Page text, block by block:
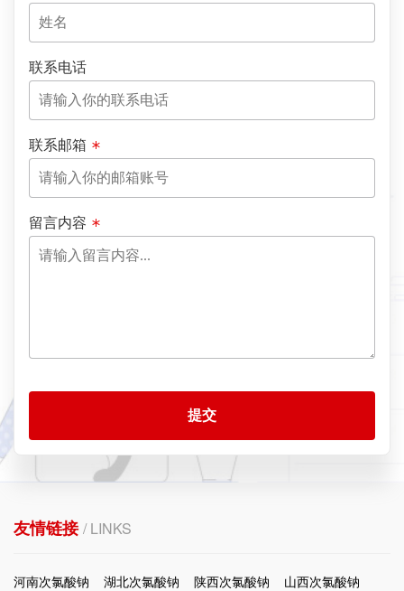
联系电话
联系邮箱
留言内容
提交
友情链接/ LINKS
河南次氯酸钠 湖北次氯酸钠 陕西次氯酸钠
山西次氯酸钠